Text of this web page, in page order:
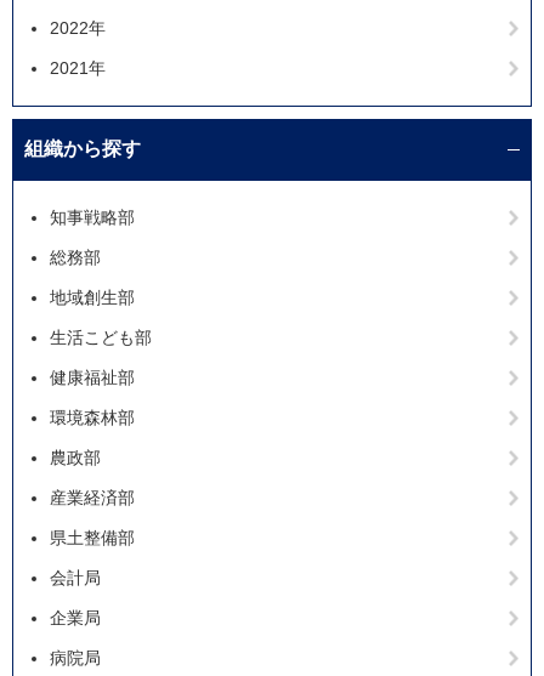
2022年
2021年
組織から探す
知事戦略部
総務部
地域創生部
生活こども部
健康福祉部
環境森林部
農政部
産業経済部
県土整備部
会計局
企業局
病院局